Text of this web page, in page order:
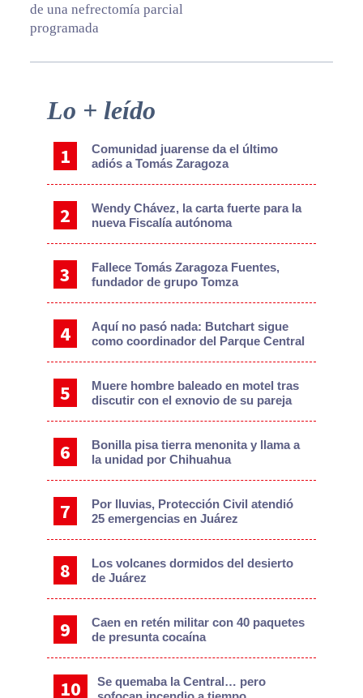
de una nefrectomía parcial
programada
Primary
Lo + leído
Comunidad juarense da el último
adiós a Tomás Zaragoza
Wendy Chávez, la carta fuerte para la
nueva Fiscalía autónoma
Fallece Tomás Zaragoza Fuentes,
fundador de grupo Tomza
Aquí no pasó nada: Butchart sigue
como coordinador del Parque Central
Muere hombre baleado en motel tras
discutir con el exnovio de su pareja
Bonilla pisa tierra menonita y llama a
la unidad por Chihuahua
Por lluvias, Protección Civil atendió
25 emergencias en Juárez
Los volcanes dormidos del desierto
de Juárez
Caen en retén militar con 40 paquetes
de presunta cocaína
Se quemaba la Central… pero